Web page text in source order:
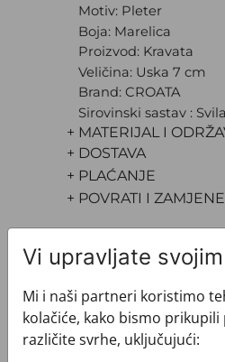
Motiv: Pleter
Boja: Marelica
Proizvod: Kravata
Veličina: Uska 7 cm
Brand: CROATA
Sirovinski sastav :
+ MATERIJAL I
+ DOSTAVA
+ PLAĆANJE
+ POVRATI I ZAMJENE
Pogledajte
Vi upravljate
Mi i naši partneri koristimo
kolačiće, kako bismo prikupili
različite svrhe, uključujući: